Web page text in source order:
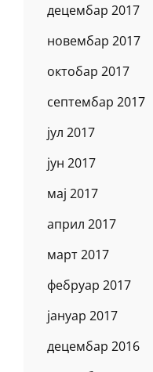
децембар 2017
новембар 2017
октобар 2017
септембар 2017
јул 2017
јун 2017
мај 2017
април 2017
март 2017
фебруар 2017
јануар 2017
децембар 2016